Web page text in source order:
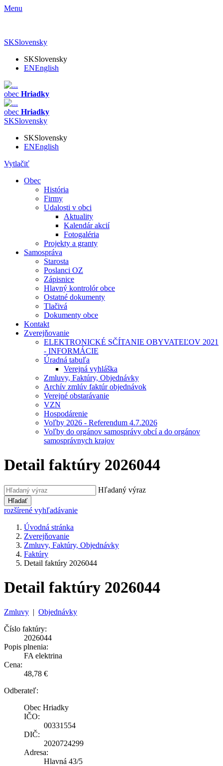
Menu
SKSlovensky
SKSlovensky
ENEnglish
obec Hriadky
obec Hriadky
SKSlovensky
SKSlovensky
ENEnglish
Vytlačiť
Obec
História
Firmy
Udalosti v obci
Aktuality
Kalendár akcií
Fotogaléria
Projekty a granty
Samospráva
Starosta
Poslanci OZ
Zápisnice
Hlavný kontrolór obce
Ostatné dokumenty
Tlačivá
Dokumenty obce
Kontakt
Zverejňovanie
ELEKTRONICKÉ SČÍTANIE OBYVATEĽOV 2021
- INFORMÁCIE
Úradná tabuľa
Verejná vyhláška
Zmluvy, Faktúry, Objednávky
Archív zmlúv faktúr objednávok
Verejné obstarávanie
VZN
Hospodárenie
Voľby 2026 - Referendum 4.7.2026
Voľby do orgánov samosprávy obcí a do orgánov
samosprávnych krajov
Detail faktúry 2026044
Hľadaný výraz
Hľadať
rozšírené vyhľadávanie
Úvodná stránka
Zverejňovanie
Zmluvy, Faktúry, Objednávky
Faktúry
Detail faktúry 2026044
Detail faktúry 2026044
Zmluvy | Objednávky
Číslo faktúry:
2026044
Popis plnenia:
FA elektrina
Cena:
48,78 €
Odberateľ:
Obec Hriadky
IČO:
00331554
DIČ:
2020724299
Adresa:
Hlavná 43/5